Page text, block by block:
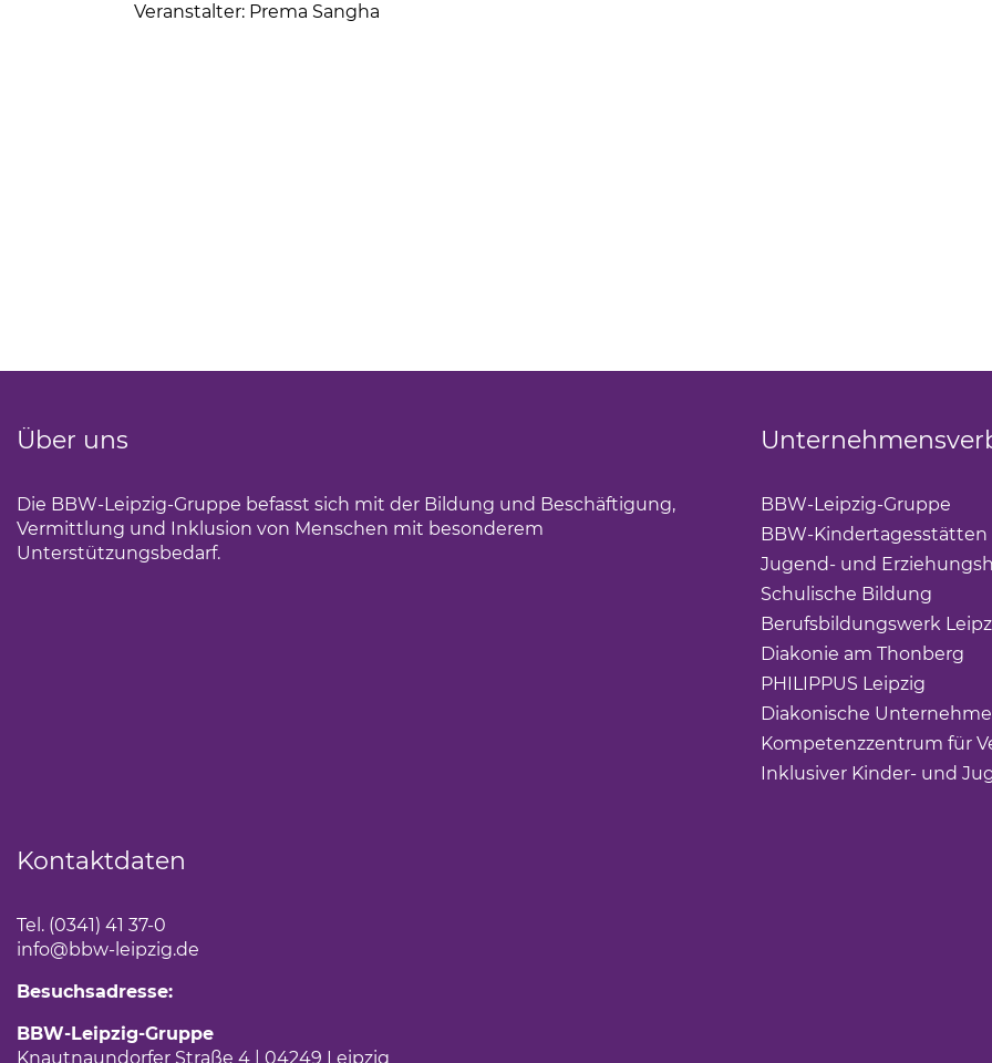
Veranstalter: Prema Sangha
Über uns
Die BBW-Leipzig-Gruppe befasst sich mit der Bildung und Beschäftigung,
Vermittlung und Inklusion von Menschen mit besonderem
Unterstützungsbedarf.
BBW-Leipzig-Gruppe
BBW-Kindertagesstätten
Jugend- und
Schulische Bildung
Berufsbildungswerk
Diakonie am Thonberg
PHILIPPUS Leipzig
Diakonische
Kompetenzzentrum für
Inklusiver Kinder- und
Kontaktdaten
Tel. (0341) 41 37-0
info@bbw-leipzig.de
Besuchsadresse:
BBW-Leipzig-Gruppe
Knautnaundorfer Straße 4 | 04249 Leipzig